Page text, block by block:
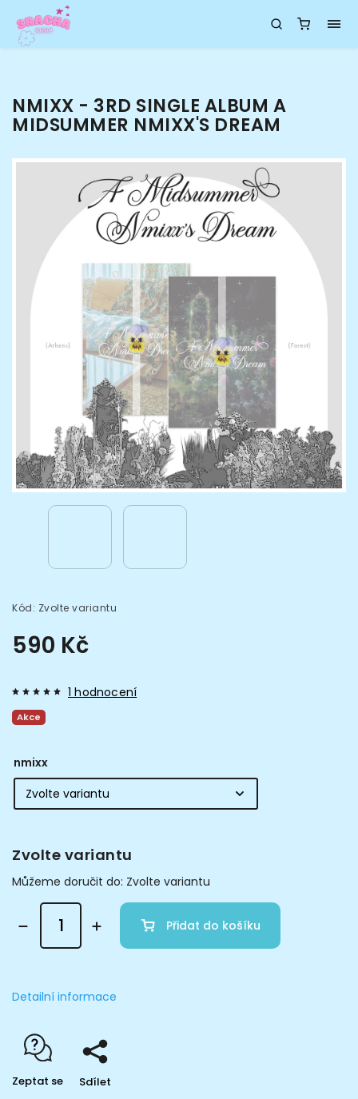
NMIXX - 3RD SINGLE ALBUM A
MIDSUMMER NMIXX'S DREAM
Kód: Zvolte variantu
590 Kč
Akce
1 hodnocení
nmixx
Zvolte variantu
Můžeme doručit do: Zvolte variantu
Přidat do košíku
Detailní informace
Zeptat se Sdílet